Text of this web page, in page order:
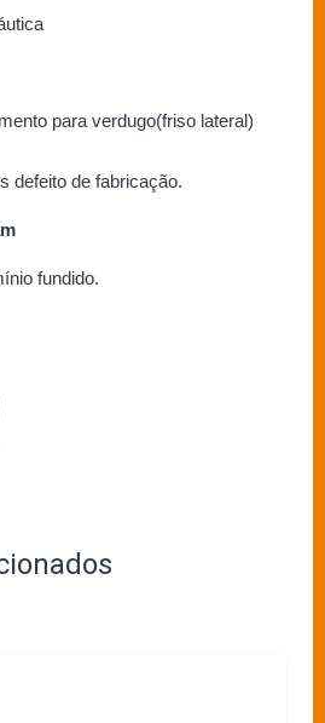
para verdugo(friso lateral)
defeito de fabricação.
fundido.